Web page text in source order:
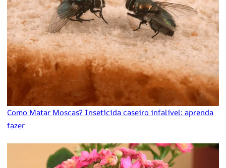
Como Matar Moscas? Inseticida caseiro infalível: aprenda
fazer